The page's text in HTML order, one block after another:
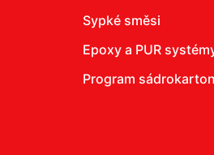
Sypké směsi
Epoxy a PUR
Program sádrokarton